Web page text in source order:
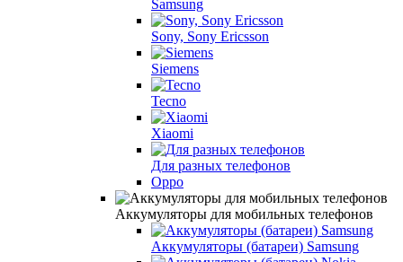
Samsung
Sony, Sony Ericsson
Siemens
Tecno
Xiaomi
Для разных телефонов
Oppo
Аккумуляторы для мобильных телефонов
Аккумуляторы (батареи) Samsung